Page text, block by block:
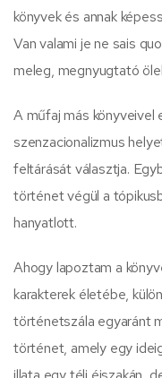
könyvek és annak
Van valami je ne sais
meleg, megnyugtató
A műfaj más könyveivel
szenzacionalizmus
feltárását választja.
történet végül a
hanyatlott.
Ahogy lapoztam a
karakterek életébe,
történetszála egyaránt
történet, amely egy